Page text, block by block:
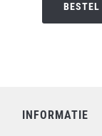
BESTEL
INFORMATIE